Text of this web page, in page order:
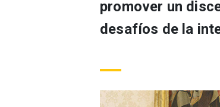
promover un
desafíos de la